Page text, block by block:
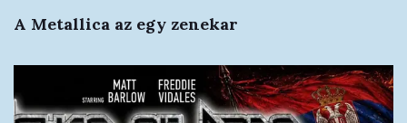
A Metallica az egy zenekar